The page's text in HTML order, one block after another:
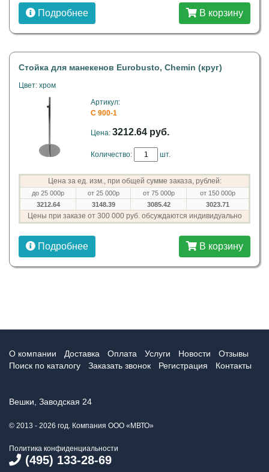
Подробнее В корзину
Стойка для манекенов Eurobusto, Chemin (круг)
Цвет: хром
Артикул:
C 900-1
Цена: 3212.64 руб.
Количество: шт.
Цена за ед. изм., при общей сумме заказа, рублей:
до 25 000р от 25 000р от 75 000р
от 150 000р
3212.64
3148.39 3085.42 3023.71
Цены при заказе от 300 000 руб. обсуждаются индивидуально
Подробнее В корзину
О компании Доставка Оплата Услуги Новости
Отзывы
Поиск по каталогу
Заказать звонок Регистрация Контакты
Вешки, Заводская 24
© 2013 - 2026 год. Компания ООО «МВТО»
Политика конфиденциальности
(495) 133-28-69